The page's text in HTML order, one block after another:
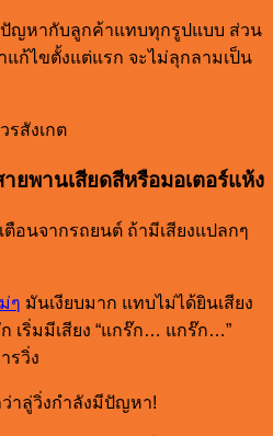
ปัญหากับลูกค้าแทบทุกรูปแบบ ส่วน
ก้ไขตั้งแต่แรก จะไม่ลุกลามเป็น
สังเกต
ายพานเสียดสีหรือมอเตอร์แห้ง
ตือนจากรถยนต์ ถ้ามีเสียงแปลกๆ
ๆ มันเงียบมาก แทบไม่ได้ยินเสียง
เริ่มมีเสียง “แกร๊ก… แกร๊ก…”
รวิ่ง
ลู่วิ่งกำลังมีปัญหา!